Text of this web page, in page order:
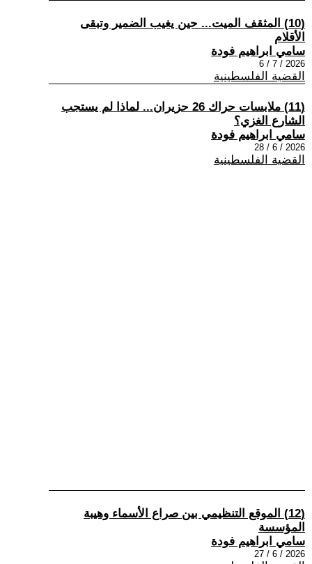
(10) المثقف الميت... حين يغيب الضمير وتبقى
الأقلام
سامي ابراهيم فودة
2026 / 7 / 6
القضية الفلسطينية
(11) ملابسات حراك 26 حزيران... لماذا لم يستجب
الشارع الغزي؟
سامي ابراهيم فودة
2026 / 6 / 28
القضية الفلسطينية
(12) الموقع التنظيمي بين صراع الأسماء وهيبة
المؤسسة
سامي ابراهيم فودة
2026 / 6 / 27